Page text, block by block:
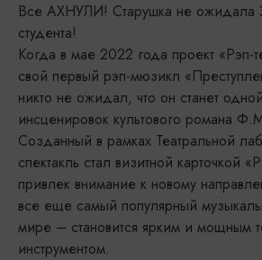
Все АХНУЛИ! Старушка не ожидала
студента!
Когда в мае 2022 года проект «Рэп-
свой первый рэп-мюзикл
никто не ожидал, что он станет
инсценировок культового романа
Созданный в рамках Театральной
спектакль стал визитной карточкой
привлек внимание к новому
все еще самый популярный
мире – становится ярким и мощным
инструментом.